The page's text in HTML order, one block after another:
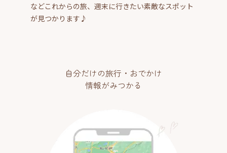
などこれからの旅、週末に行きたい素敵なスポット
が見つかります♪
自分だけの旅行・おでかけ
情報がみつかる